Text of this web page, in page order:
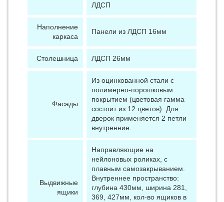
ЛДСП
Наполнение
каркаса
Панели из ЛДСП 16мм
Столешница ЛДСП 26мм
Фасады
Из оцинкованной стали с
полимерно-порошковым
покрытием (цветовая гамма
состоит из 12 цветов). Для
дверок применяется 2 петли
внутренние.
Выдвижные
ящики
Направляющие на
нейлоновых роликах, с
плавным самозакрыванием.
Внутреннее пространство:
глубина 430мм, ширина 281,
369, 427мм, кол-во ящиков в